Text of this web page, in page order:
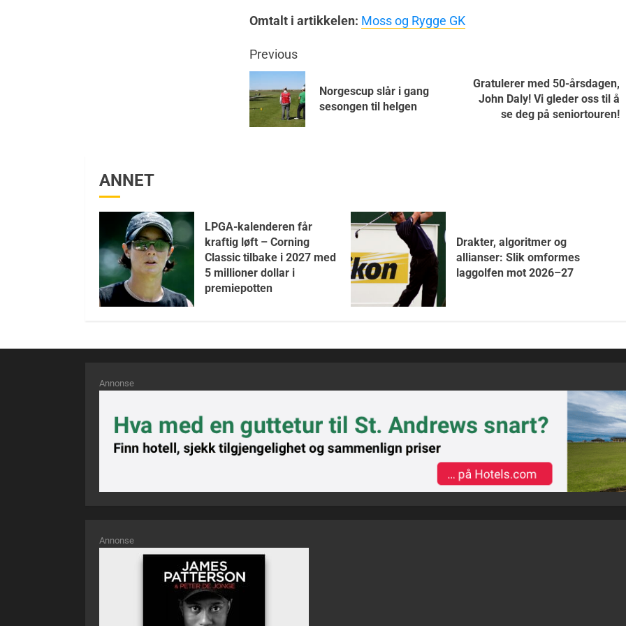
Omtalt i artikkelen: Moss og Rygge GK
Previous
Norgescup slår i gang
sesongen til helgen
Gratulerer med 50-årsdagen,
John Daly! Vi gleder oss til å
se deg på seniortouren!
ANNET
LPGA-kalenderen får
kraftig løft – Corning
Classic tilbake i 2027 med
5 millioner dollar i
premiepotten
Drakter, algoritmer og
allianser: Slik omformes
laggolfen mot 2026–27
Annonse
Annonse